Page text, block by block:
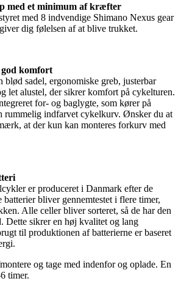
med et minimum af kræfter
med 8 indvendige Shimano Nexus gear
dig følelsen af at blive trukket.
komfort
blød sadel, ergonomiske greb, justerbar
let alustel, der sikrer komfort på cykelturen.
for- og baglygte, som kører på
rummelig indfarvet cykelkurv. Ønsker du at
at der kun kan monteres forkurv med
er produceret i Danmark efter de
batterier bliver gennemtestet i flere timer,
Alle celler bliver sorteret, så de har den
Dette sikrer en høj kvalitet og lang
til produktionen af batterierne er baseret
og tage med indenfor og oplade. En
timer.